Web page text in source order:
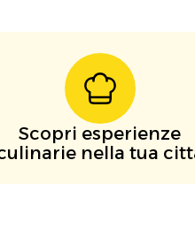
Scopri esperienze
nella tua